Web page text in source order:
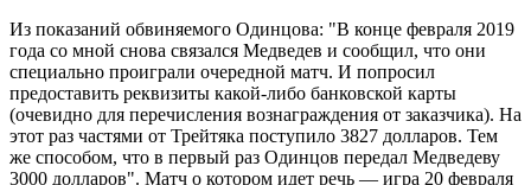
Из показаний обвиняемого Одинцова: "В конце февраля 2019
года со мной снова связался Медведев и сообщил, что они
специально проиграли очередной матч. И попросил
предоставить реквизиты какой-либо банковской карты
(очевидно для перечисления вознаграждения от заказчика). На
этот раз частями от Трейтяка поступило 3827 долларов. Тем
же способом, что в первый раз Одинцов передал Медведеву
3000 долларов". Матч о котором идет речь — игра 20 февраля